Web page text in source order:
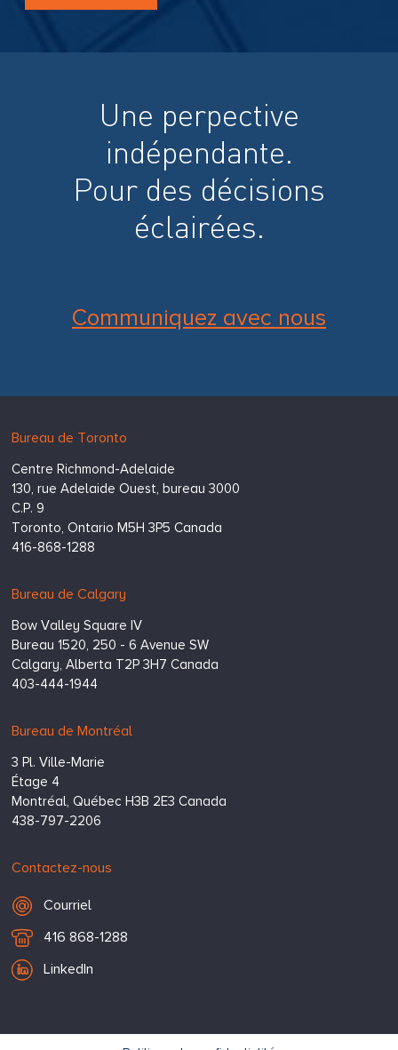
Une perpective
indépendante.
Pour des décisions
éclairées.
Communiquez avec nous
Hugessen
Inc.
https://www.hugessen.com
Bureau de Toronto
Centre Richmond-Adelaide
130, rue Adelaide Ouest, bureau 3000
C.P. 9
Toronto, Ontario M5H 3P5Canada
416-868-1288
Bureau de Calgary
Bow Valley Square IV
Bureau 1520, 250 - 6 Avenue SW
Calgary, Alberta T2P 3H7Canada
403-444-1944
Bureau de Montréal
3 Pl. Ville-Marie
Étage 4
Montréal, Québec H3B 2E3Canada
438-797-2206
Contactez-nous
Courriel
Courriel
T
416 868-1288
LinkedIn